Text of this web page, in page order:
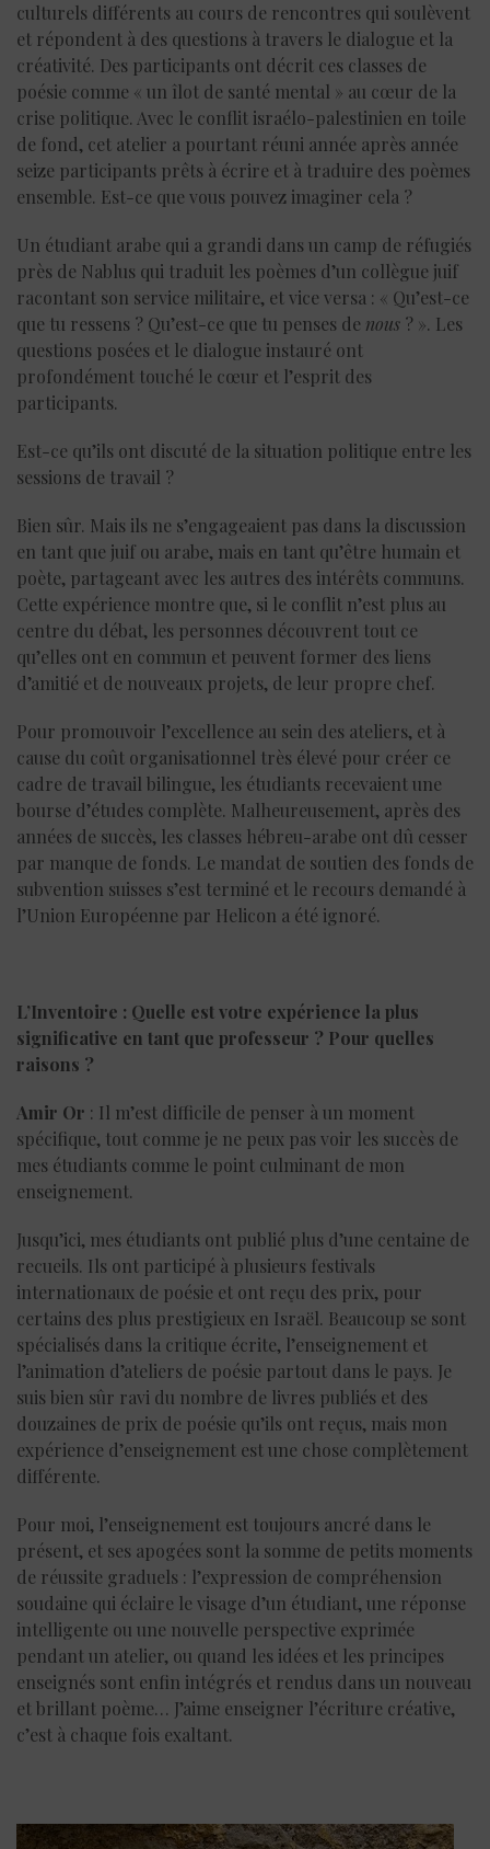
culturels différents au cours de rencontres qui soulèvent
et répondent à des questions à travers le dialogue et la
créativité. Des participants ont décrit ces classes de
poésie comme « un îlot de santé mental » au cœur de la
crise politique. Avec le conflit israélo-palestinien en toile
de fond, cet atelier a pourtant réuni année après année
seize participants prêts à écrire et à traduire des poèmes
ensemble. Est-ce que vous pouvez imaginer cela ?
Un étudiant arabe qui a grandi dans un camp de réfugiés
près de Nablus qui traduit les poèmes d’un collègue juif
racontant son service militaire, et vice versa : « Qu’est-ce
que tu ressens ? Qu’est-ce que tu penses de nous ? ». Les
questions posées et le dialogue instauré ont
profondément touché le cœur et l’esprit des
participants.
Est-ce qu’ils ont discuté de la situation politique entre les
sessions de travail ?
Bien sûr. Mais ils ne s’engageaient pas dans la discussion
en tant que juif ou arabe, mais en tant qu’être humain et
poète, partageant avec les autres des intérêts communs.
Cette expérience montre que, si le conflit n’est plus au
centre du débat, les personnes découvrent tout ce
qu’elles ont en commun et peuvent former des liens
d’amitié et de nouveaux projets, de leur propre chef.
Pour promouvoir l’excellence au sein des ateliers, et à
cause du coût organisationnel très élevé pour créer ce
cadre de travail bilingue, les étudiants recevaient une
bourse d’études complète. Malheureusement, après des
années de succès, les classes hébreu-arabe ont dû cesser
par manque de fonds. Le mandat de soutien des fonds de
subvention suisses s’est terminé et le recours demandé à
l’Union Européenne par Helicon a été ignoré.
L’Inventoire : Quelle est votre expérience la plus
significative en tant que professeur ? Pour quelles
raisons ?
Amir Or : Il m’est difficile de penser à un moment
spécifique, tout comme je ne peux pas voir les succès de
mes étudiants comme le point culminant de mon
enseignement.
Jusqu’ici, mes étudiants ont publié plus d’une centaine de
recueils. Ils ont participé à plusieurs festivals
internationaux de poésie et ont reçu des prix, pour
certains des plus prestigieux en Israël. Beaucoup se sont
spécialisés dans la critique écrite, l’enseignement et
l’animation d’ateliers de poésie partout dans le pays. Je
suis bien sûr ravi du nombre de livres publiés et des
douzaines de prix de poésie qu’ils ont reçus, mais mon
expérience d’enseignement est une chose complètement
différente.
Pour moi, l’enseignement est toujours ancré dans le
présent, et ses apogées sont la somme de petits moments
de réussite graduels : l’expression de compréhension
soudaine qui éclaire le visage d’un étudiant, une réponse
intelligente ou une nouvelle perspective exprimée
pendant un atelier, ou quand les idées et les principes
enseignés sont enfin intégrés et rendus dans un nouveau
et brillant poème… J’aime enseigner l’écriture créative,
c’est à chaque fois exaltant.